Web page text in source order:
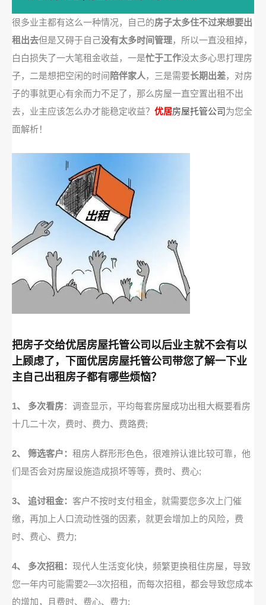
很多业主都有这么一种情况，自己的房子太多住不过来想要出
租出去但是又碍于自己没有太多时间管理，所以一直没租掉，
白白损失了一大笔租金收益，一是忙于工作没太多心思打理房
子，二是想把空闲的时间 陪伴家人，三是需要长期出差，对房
子的事就更心有余而力不足了，那么房屋一直空置出租不出
去，业主应该怎么办才能稳定收益？ 优居房屋托管公司为您全
面解析！
把房子交给优居房屋托管公司以后业主就不会有以
上顾虑了，下面优居房屋托管公司带您了解一下业
主自己出租房子都有哪些烦恼？
1、 多次看房：调查显示，平均每套房屋成功出租大概要看房
十几二十次，费时、费力、费路费;
2、 筛选客户： 租房人群形形色色，很难辨认谁比较可靠，他
们是否会对房屋设施造成损坏等等，费时、费心;
3、 追讨租金： 客户不按时支付租金，就需要您多次上门催
缴，再加上人口流动性强的因素，就更会增加上的风险，费
时、费心、费力;
4、 多次招租： 现代人生活变化快，频繁更换租住房屋，导致
您一年内可能需要2—3次招租，而每次招租，都会导致您成本
的增加，且费时、费心、费力;